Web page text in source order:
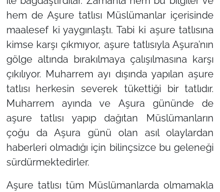
hem de Aşure tatlısı Müslümanlar içerisinde
maalesef ki yaygınlaştı. Tabi ki aşure tatlısına
kimse karşı çıkmıyor, aşure tatlısıyla Aşura’nın
gölge altında bırakılmaya çalışılmasına karşı
çıkılıyor. Muharrem ayı dışında yapılan aşure
tatlısı herkesin severek tükettiği bir tatlıdır.
Muharrem ayında ve Aşura gününde de
aşure tatlısı yapıp dağıtan Müslümanların
çoğu da Aşura günü olan asıl olaylardan
haberleri olmadığı için bilinçsizce bu geleneği
sürdürmektedirler.
Aşure tatlısı tüm Müslümanlarda olmamakla